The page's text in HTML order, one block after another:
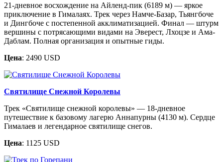
21-дневное восхождение на Айленд-пик (6189 м) — яркое
приключение в Гималаях. Трек через Намче-Базар, Тьянгбоче
и Дингбоче с постепенной акклиматизацией. Финал — штурм
вершины с потрясающими видами на Эверест, Лхоцзе и Ама-
Даблам. Полная организация и опытные гиды.
Цена: 2490 USD
Святилище Снежной Королевы
Трек «Святилище снежной королевы» — 18-дневное
путешествие к базовому лагерю Аннапурны (4130 м). Сердце
Гималаев и легендарное святилище снегов.
Цена: 1125 USD